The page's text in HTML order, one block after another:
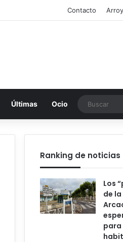
Contacto
Últimas Ocio
Ranking de noticias
Los
de
para